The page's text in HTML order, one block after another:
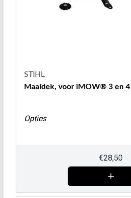
STIHL
Maaidek, voor iMOW® 3 en 4
Opties
€28,50